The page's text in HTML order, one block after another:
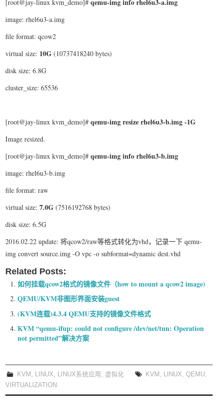
[root@jay-linux kvm_demo]#
image: rhel6u3-a.img
file format: qcow2
virtual size: 10G (10737418240 bytes)
disk size: 6.8G
cluster_size: 65536
[root@jay-linux kvm_demo]#qemu-img resize rhel6u3-b.img -1G
Image resized.
[root@jay-linux kvm_demo]#qemu-img info rhel6u3-b.img
image: rhel6u3-b.img
file format: raw
virtual size:7.0G (7516192768 bytes)
disk size: 6.5G
2016.02.22 update: 将qcow2/raw等格式转化为vhd，记录一下 qemu-
img convert source.img -O vpc -o subformat=dynamic dest.vhd
Related Posts:
如何挂载qcow2格式的镜像文件（how to mount a qcow2 image)
QEMU/KVM非图形界面安装guest
(KVM连载)4.3.4 QEMU支持的镜像文件格式
KVM “qemu-ifup: could not configure /dev/net/tun: Operation
not permitted”解决方案
KVM , LINUX, LINUX系统应用 , 虚拟化 KVM , LINUX,QEMU,
VIRTUALIZATION